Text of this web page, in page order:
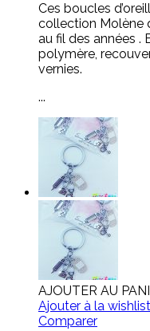
Ces boucles
collection Molène
au fil des années .
polymère,
vernies.
...
AJOUTER AU
Ajouter à la wishlist
Comparer